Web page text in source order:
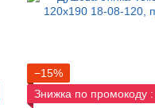
−15%
Знижка по промокоду